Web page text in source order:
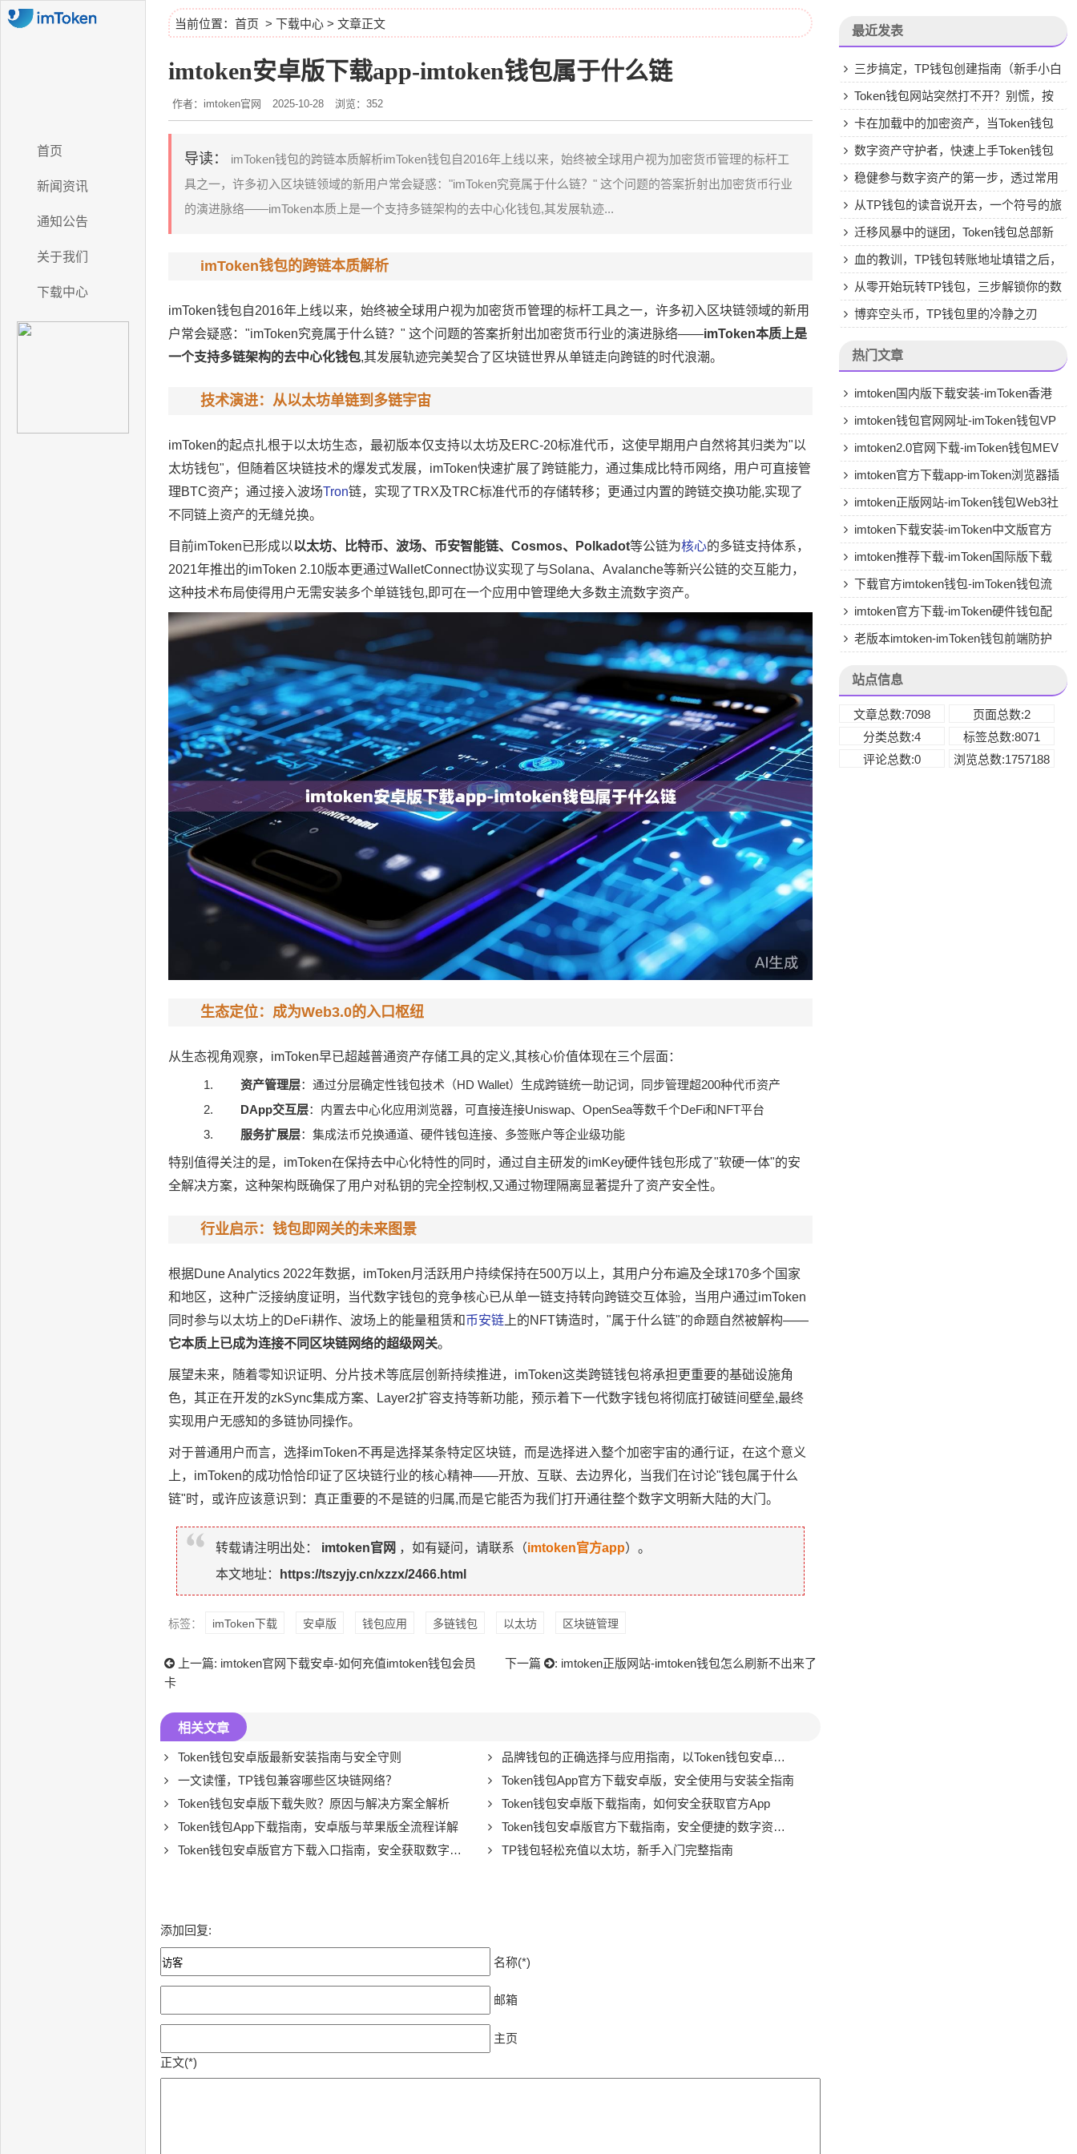
首页
新闻资讯
通知公告
关于我们
下载中心
当前位置： 首页 > 下载中心 > 文章正文
imtoken安卓版下载app-imtoken钱包属于什么链
作者：imtoken官网 2025-10-28 浏览：352
导读：
imToken钱包的跨链本质解析imToken钱包自2016年上线以来，始终被全球用户视为加密货币管理的标杆工
具之一，许多初入区块链领域的新用户常会疑惑："imToken究竟属于什么链？" 这个问题的答案折射出加密货币行业
的演进脉络——imToken本质上是一个支持多链架构的去中心化钱包,其发展轨迹...
imToken钱包的跨链本质解析
imToken钱包自2016年上线以来，始终被全球用户视为加密货币管理的标杆工具之一，许多初入区块链领域的新用
户常会疑惑："imToken究竟属于什么链？" 这个问题的答案折射出加密货币行业的演进脉络——imToken本质上是
一个支持多链架构的去中心化钱包,其发展轨迹完美契合了区块链世界从单链走向跨链的时代浪潮。
技术演进：从以太坊单链到多链宇宙
imToken的起点扎根于以太坊生态，最初版本仅支持以太坊及ERC-20标准代币，这使早期用户自然将其归类为"以
太坊钱包"，但随着区块链技术的爆发式发展，imToken快速扩展了跨链能力，通过集成比特币网络，用户可直接管
理BTC资产；通过接入波场Tron链，实现了TRX及TRC标准代币的存储转移；更通过内置的跨链交换功能,实现了
不同链上资产的无缝兑换。
目前imToken已形成以以太坊、比特币、波场、币安智能链、Cosmos、Polkadot等公链为核心的多链支持体系，
2021年推出的imToken 2.10版本更通过WalletConnect协议实现了与Solana、Avalanche等新兴公链的交互能力，
这种技术布局使得用户无需安装多个单链钱包,即可在一个应用中管理绝大多数主流数字资产。
生态定位：成为Web3.0的入口枢纽
从生态视角观察，imToken早已超越普通资产存储工具的定义,其核心价值体现在三个层面：
资产管理层：通过分层确定性钱包技术（HD Wallet）生成跨链统一助记词，同步管理超200种代币资产
DApp交互层：内置去中心化应用浏览器，可直接连接Uniswap、OpenSea等数千个DeFi和NFT平台
服务扩展层：集成法币兑换通道、硬件钱包连接、多签账户等企业级功能
特别值得关注的是，imToken在保持去中心化特性的同时，通过自主研发的imKey硬件钱包形成了"软硬一体"的安
全解决方案，这种架构既确保了用户对私钥的完全控制权,又通过物理隔离显著提升了资产安全性。
行业启示：钱包即网关的未来图景
根据Dune Analytics 2022年数据，imToken月活跃用户持续保持在500万以上，其用户分布遍及全球170多个国家
和地区，这种广泛接纳度证明，当代数字钱包的竞争核心已从单一链支持转向跨链交互体验，当用户通过imToken
同时参与以太坊上的DeFi耕作、波场上的能量租赁和币安链上的NFT铸造时，"属于什么链"的命题自然被解构——
它本质上已成为连接不同区块链网络的超级网关。
展望未来，随着零知识证明、分片技术等底层创新持续推进，imToken这类跨链钱包将承担更重要的基础设施角
色，其正在开发的zkSync集成方案、Layer2扩容支持等新功能，预示着下一代数字钱包将彻底打破链间壁垒,最终
实现用户无感知的多链协同操作。
对于普通用户而言，选择imToken不再是选择某条特定区块链，而是选择进入整个加密宇宙的通行证，在这个意义
上，imToken的成功恰恰印证了区块链行业的核心精神——开放、互联、去边界化，当我们在讨论"钱包属于什么
链"时，或许应该意识到：真正重要的不是链的归属,而是它能否为我们打开通往整个数字文明新大陆的大门。
转载请注明出处： imtoken官网 ，如有疑问，请联系（imtoken官方app）。
本文地址：
https://tszyjy.cn/xzzx/2466.html
标签： imToken下载 安卓版 钱包应用 多链钱包 以太坊 区块链管理
上一篇: imtoken官网下载安卓-如何充值imtoken钱包会员
卡
下一篇 : imtoken正版网站-imtoken钱包怎么刷新不出来了
相关文章
Token钱包安卓版最新安装指南与安全守则
品牌钱包的正确选择与应用指南，以Token钱包安卓版本为例
一文读懂，TP钱包兼容哪些区块链网络？
Token钱包App官方下载安卓版，安全使用与安装全指南
Token钱包安卓版下载失败？原因与解决方案全解析
Token钱包安卓版下载指南，如何安全获取官方App
Token钱包App下载指南，安卓版与苹果版全流程详解
Token钱包安卓版官方下载指南，安全便捷的数字资产管理工具
Token钱包安卓版官方下载入口指南，安全获取数字资产管理工具
TP钱包轻松充值以太坊，新手入门完整指南
添加回复:
名称(*)
邮箱
主页
正文(*)
最近发表
三步搞定，TP钱包创建指南（新手小白
版）Token钱包网站突然打不开？别慌，按
这几步自查自救！
卡在加载中的加密资产，当Token钱包
龟速时，你在焦虑什么？
数字资产守护者，快速上手Token钱包
（官网版）的安全操作指南
稳健参与数字资产的第一步，透过常用
钱包完成TRX兑换的全流程解析
从TP钱包的读音说开去，一个符号的旅
行与一堆旧物
迁移风暴中的谜团，Token钱包总部新
址引发的行业遐想
血的教训，TP钱包转账地址填错之后，
我的2973U一夜清零
从零开始玩转TP钱包，三步解锁你的数
字资产管理新姿势
博弈空头币，TP钱包里的冷静之刃
热门文章
imtoken国内版下载安装-imToken香港
版专用下载
imtoken钱包官网网址-imToken钱包VP
N兼容
imtoken2.0官网下载-imToken钱包MEV
保护imtoken官方下载app-imToken浏览器插
件版imtoken正版网站-imToken钱包Web3社
交imtoken下载安装-imToken中文版官方
下载imtoken推荐下载-imToken国际版下载
下载官方imtoken钱包-imToken钱包流
动性挖矿
imtoken官方下载-imToken硬件钱包配
套APP
老版本imtoken-imToken钱包前端防护
站点信息
文章总数:7098
页面总数:2
分类总数:4
标签总数:8071
评论总数:0
浏览总数:1757188